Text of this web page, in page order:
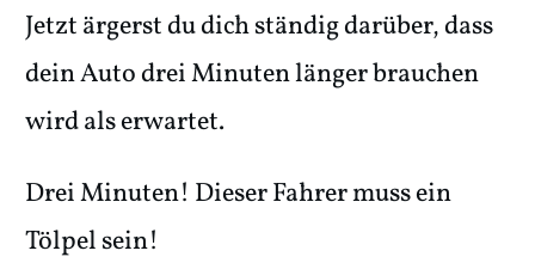
Jetzt ärgerst du dich ständig darüber, dass
dein Auto drei Minuten länger brauchen
wird als erwartet.
Drei Minuten! Dieser Fahrer muss ein
Tölpel sein!